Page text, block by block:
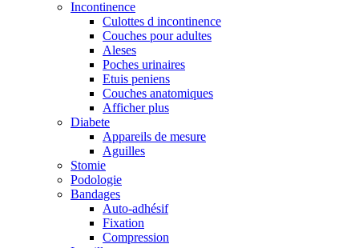
Incontinence
Culottes d incontinence
Couches pour adultes
Aleses
Poches urinaires
Etuis peniens
Couches anatomiques
Afficher plus
Diabete
Appareils de mesure
Aguilles
Stomie
Podologie
Bandages
Auto-adhésif
Fixation
Compression